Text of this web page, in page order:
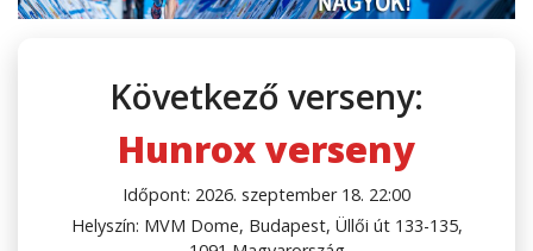
Következő verseny:
Hunrox verseny
Időpont: 2026. szeptember 18. 22:00
Helyszín: MVM Dome, Budapest, Üllői út 133-135,